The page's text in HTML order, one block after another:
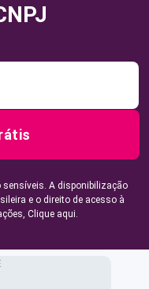
sensíveis. A disponibilização
e o direito de acesso à
Clique aqui.